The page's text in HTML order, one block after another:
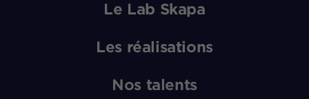
Le Lab Skapa
Les réalisations
Nos talents